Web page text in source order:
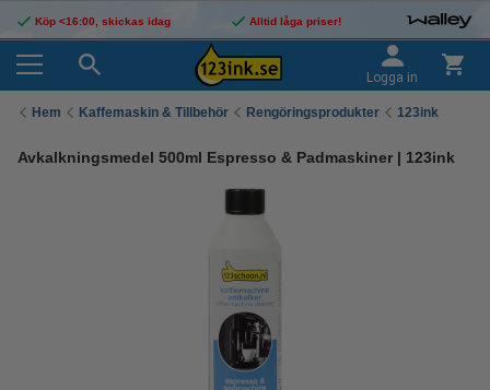
Köp <16:00, skickas idag Alltid låga priser!
Logga in
Hem Kaffemaskin & Tillbehör Rengöringsprodukter 123ink
Avkalkningsmedel 500ml Espresso & Padmaskiner | 123ink